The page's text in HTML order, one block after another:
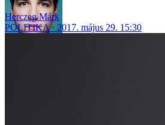
Herczeg Márk
POLITIKA
2017. május 29. 15:30